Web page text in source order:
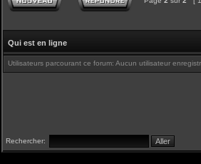
Qui est en ligne
Utilisateurs parcourant ce forum: Aucun utilisateur
Rechercher: